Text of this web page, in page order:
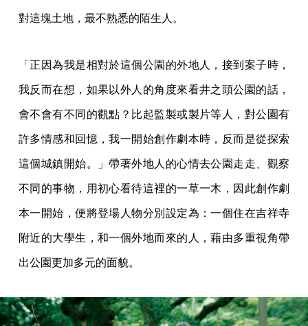
對這塊土地，最不熟悉的陌生人。
「正因為我是相對於這個公園的外地人，接到案子時，
我反而在想，如果以外人的角度來看井之頭公園的話，
會不會有不同的觀點？比起監製或製片等人，對公園有
許多情感和回憶，我一開始創作劇本時，反而是從探索
這個城鎮開始。」帶著外地人的心情去公園走走、觀察
不同的事物，用初心看待這裡的一草一木，因此創作劇
本一開始，便將登場人物分別設定為：一個住在吉祥寺
附近的大學生，和一個外地而來的人，藉由多重視角帶
出公園更加多元的面貌。